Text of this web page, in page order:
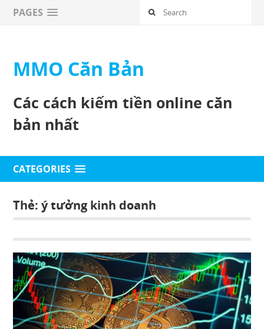
PAGES
MMO Căn Bản
Các cách kiếm tiền online căn
bản nhất
CATEGORIES
Thẻ: ý tưởng kinh doanh